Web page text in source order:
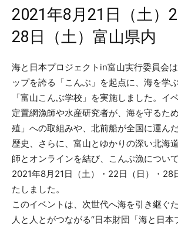
2021年8月21日（土）
28日（土）富山県内
海と日本プロジェクトin富山実行委員会
ップを誇る「こんぶ」を起点に、海を学
「富山こんぶ学校」を実施しました。イ
定置網漁師や水産研究者が、海を守るた
殖」への取組みや、北前船が全国に運ん
歴史、さらに、富山とゆかりの深い北海
師とオンラインを結び、こんぶ漁につい
2021年8月21日（土）・22日（日）・28
たしました。
このイベントは、次世代へ海を引き継ぐ
人と人とがつながる“日本財団「海と日本